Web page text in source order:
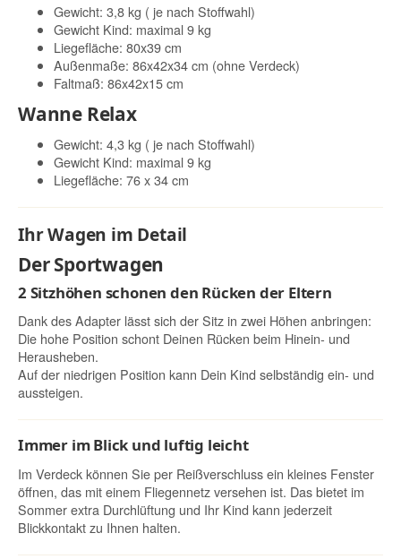
Gewicht: 3,8 kg ( je nach Stoffwahl)
Gewicht Kind: maximal 9 kg
Liegefläche: 80x39 cm
Außenmaße: 86x42x34 cm (ohne Verdeck)
Faltmaß: 86x42x15 cm
Wanne Relax
Gewicht: 4,3 kg ( je nach Stoffwahl)
Gewicht Kind: maximal 9 kg
Liegefläche: 76 x 34 cm
Ihr Wagen im Detail
Der Sportwagen
2 Sitzhöhen schonen den Rücken der Eltern
Dank des Adapter lässt sich der Sitz in zwei Höhen anbringen:
Die hohe Position schont Deinen Rücken beim Hinein- und
Herausheben.
Auf der niedrigen Position kann Dein Kind selbständig ein- und
aussteigen.
Immer im Blick und luftig leicht
Im Verdeck können Sie per Reißverschluss ein kleines Fenster
öffnen, das mit einem Fliegennetz versehen ist. Das bietet im
Sommer extra Durchlüftung und Ihr Kind kann jederzeit
Blickkontakt zu Ihnen halten.